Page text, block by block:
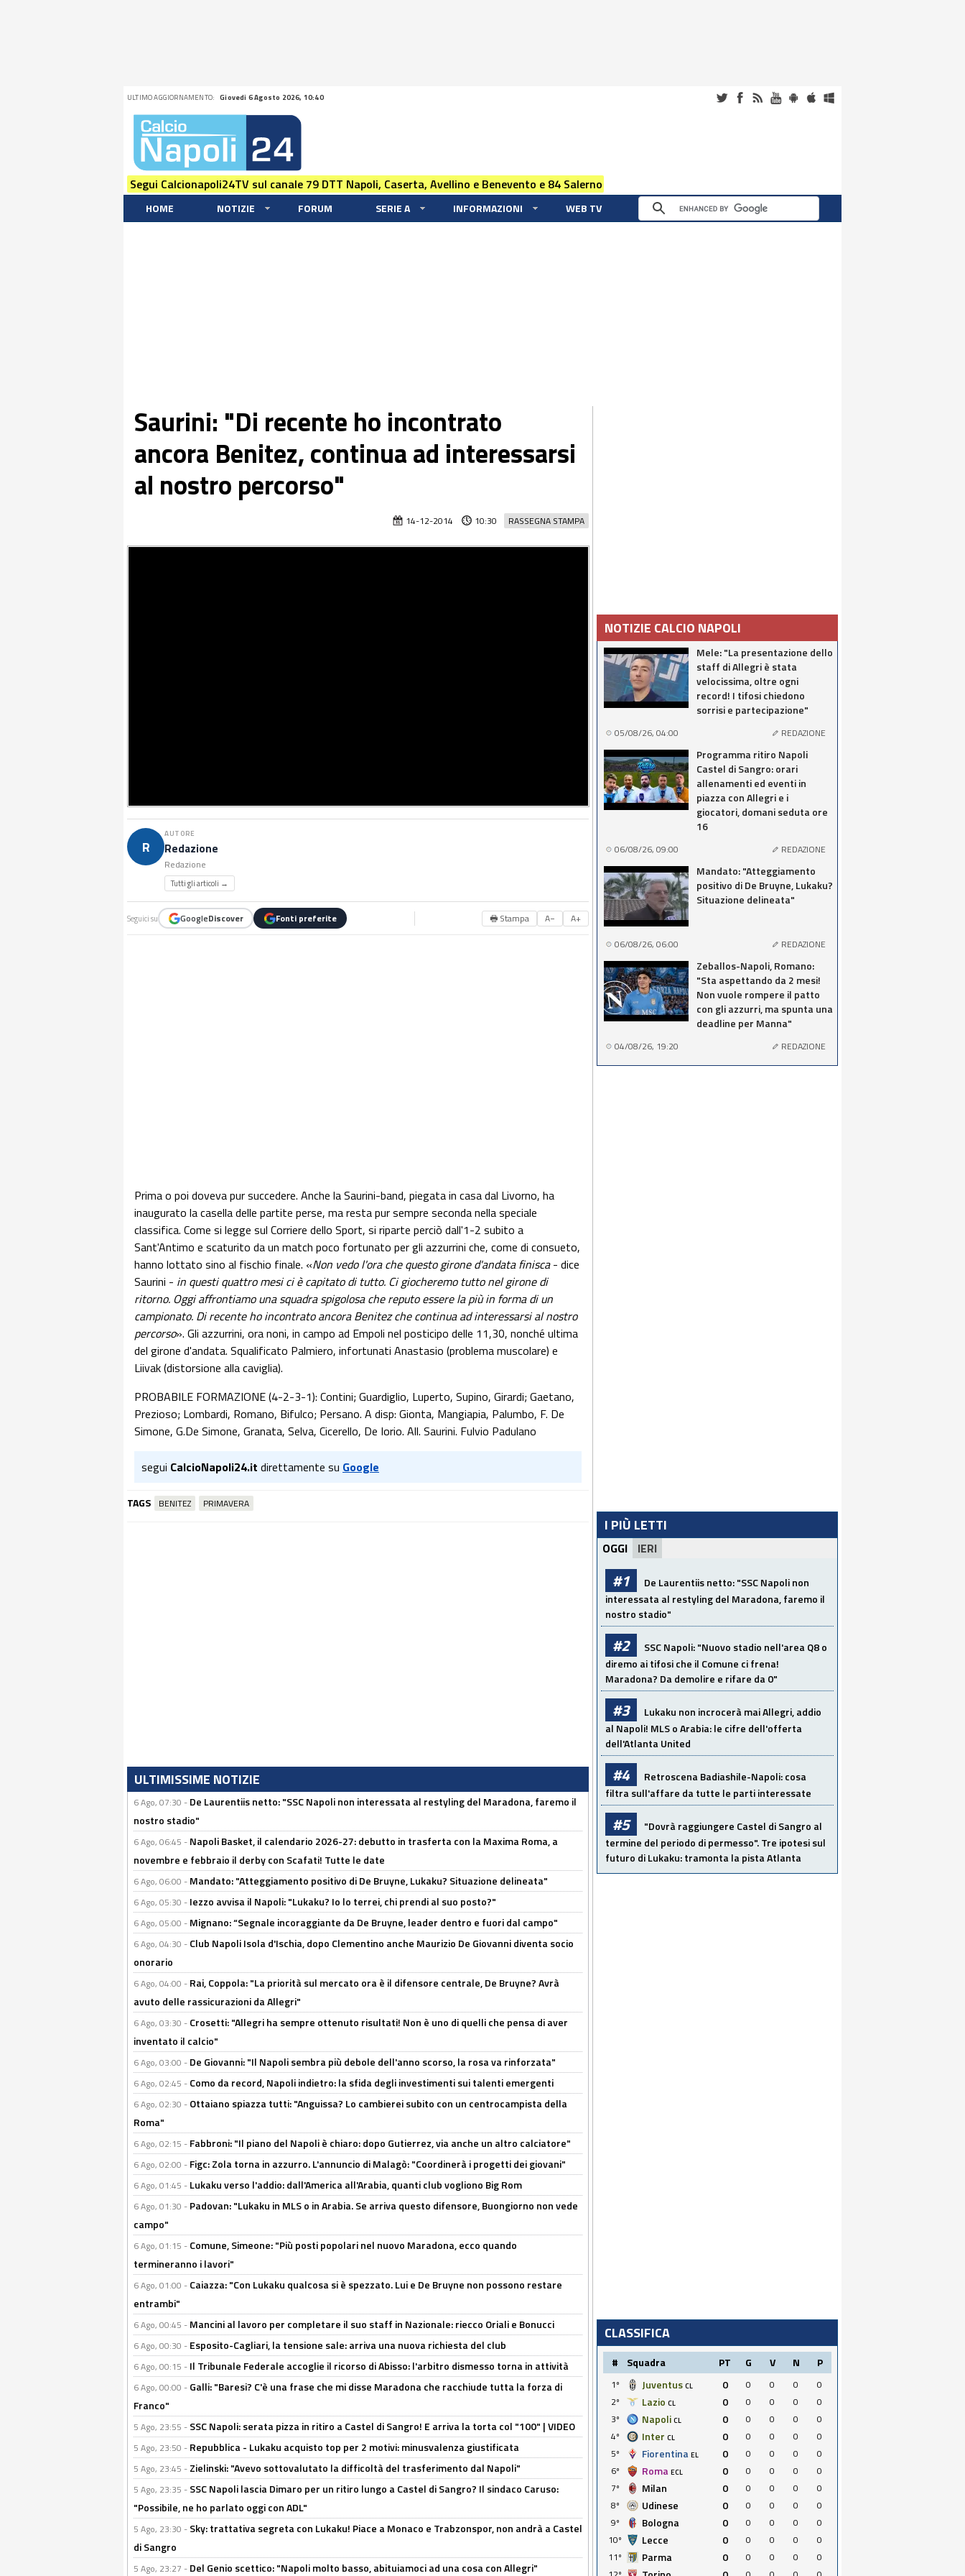
ULTIMO AGGIORNAMENTO: Giovedi 6 Agosto 2026, 10:40
Segui Calcionapoli24TV sul canale 79 DTT Napoli, Caserta, Avellino e Benevento e 84 Salerno
HOME NOTIZIE FORUM SERIE A INFORMAZIONI WEB TV
Saurini: "Di recente ho incontrato
ancora Benitez, continua ad interessarsi
al nostro percorso"
RASSEGNA STAMPA
14-12-2014 10:30
R
AUTORE
Redazione
Redazione
Tutti gli articoli →
Seguici su GoogleDiscover Fonti preferite 🖶 Stampa A− A+
Prima o poi doveva pur succedere. Anche la Saurini-band, piegata in casa dal Livorno, ha
inaugurato la casella delle partite perse, ma resta pur sempre seconda nella speciale
classifica. Come si legge sul Corriere dello Sport, si riparte perciò dall'1-2 subito a
Sant'Antimo e scaturito da un match poco fortunato per gli azzurrini che, come di consueto,
hanno lottato sino al fischio finale. «Non vedo l'ora che questo girone d'andata finisca- dice
Saurini - in questi quattro mesi ci è capitato di tutto. Ci giocheremo tutto nel girone di
ritorno. Oggi affrontiamo una squadra spigolosa che reputo essere la più in forma di un
campionato. Di recente ho incontrato ancora Benitez che continua ad interessarsi al nostro
percorso». Gli azzurrini, ora noni, in campo ad Empoli nel posticipo delle 11,30, nonché ultima
del girone d'andata. Squalificato Palmiero, infortunati Anastasio (problema muscolare) e
Liivak (distorsione alla caviglia).
PROBABILE FORMAZIONE (4-2-3-1): Contini; Guardiglio, Luperto, Supino, Girardi; Gaetano,
Prezioso; Lombardi, Romano, Bifulco; Persano. A disp: Gionta, Mangiapia, Palumbo, F. De
Simone, G.De Simone, Granata, Selva, Cicerello, De Iorio. All. Saurini. Fulvio Padulano
segui CalcioNapoli24.it direttamente su Google
TAGS BENITEZ PRIMAVERA
ULTIMISSIME NOTIZIE
6 Ago, 07:30 - De Laurentiis netto: "SSC Napoli non interessata al restyling del Maradona, faremo il
nostro stadio"
6 Ago, 06:45 - Napoli Basket, il calendario 2026-27: debutto in trasferta con la Maxima Roma, a
novembre e febbraio il derby con Scafati! Tutte le date
6 Ago, 06:00 - Mandato: "Atteggiamento positivo di De Bruyne, Lukaku? Situazione delineata"
6 Ago, 05:30 - Iezzo avvisa il Napoli: "Lukaku? Io lo terrei, chi prendi al suo posto?"
6 Ago, 05:00 - Mignano: “Segnale incoraggiante da De Bruyne, leader dentro e fuori dal campo"
6 Ago, 04:30 - Club Napoli Isola d'Ischia, dopo Clementino anche Maurizio De Giovanni diventa socio
onorario
6 Ago, 04:00 - Rai, Coppola: "La priorità sul mercato ora è il difensore centrale, De Bruyne? Avrà
avuto delle rassicurazioni da Allegri"
6 Ago, 03:30 - Crosetti: "Allegri ha sempre ottenuto risultati! Non è uno di quelli che pensa di aver
inventato il calcio"
6 Ago, 03:00 - De Giovanni: "Il Napoli sembra più debole dell'anno scorso, la rosa va rinforzata"
6 Ago, 02:45 - Como da record, Napoli indietro: la sfida degli investimenti sui talenti emergenti
6 Ago, 02:30 - Ottaiano spiazza tutti: "Anguissa? Lo cambierei subito con un centrocampista della
Roma"
6 Ago, 02:15 - Fabbroni: "Il piano del Napoli è chiaro: dopo Gutierrez, via anche un altro calciatore"
6 Ago, 02:00 - Figc: Zola torna in azzurro. L'annuncio di Malagò: "Coordinerà i progetti dei giovani"
6 Ago, 01:45 - Lukaku verso l'addio: dall'America all'Arabia, quanti club vogliono Big Rom
6 Ago, 01:30 - Padovan: "Lukaku in MLS o in Arabia. Se arriva questo difensore, Buongiorno non vede
campo"
6 Ago, 01:15 - Comune, Simeone: "Più posti popolari nel nuovo Maradona, ecco quando
termineranno i lavori"
6 Ago, 01:00 - Caiazza: "Con Lukaku qualcosa si è spezzato. Lui e De Bruyne non possono restare
entrambi"
6 Ago, 00:45 - Mancini al lavoro per completare il suo staff in Nazionale: riecco Oriali e Bonucci
6 Ago, 00:30 - Esposito-Cagliari, la tensione sale: arriva una nuova richiesta del club
6 Ago, 00:15 - Il Tribunale Federale accoglie il ricorso di Abisso: l'arbitro dismesso torna in attività
6 Ago, 00:00 - Galli: "Baresi? C'è una frase che mi disse Maradona che racchiude tutta la forza di
Franco"
5 Ago, 23:55 - SSC Napoli: serata pizza in ritiro a Castel di Sangro! E arriva la torta col "100" | VIDEO
5 Ago, 23:50 - Repubblica - Lukaku acquisto top per 2 motivi: minusvalenza giustificata
5 Ago, 23:45 - Zielinski: "Avevo sottovalutato la difficoltà del trasferimento dal Napoli"
5 Ago, 23:35 - SSC Napoli lascia Dimaro per un ritiro lungo a Castel di Sangro? Il sindaco Caruso:
"Possibile, ne ho parlato oggi con ADL"
5 Ago, 23:30 - Sky: trattativa segreta con Lukaku! Piace a Monaco e Trabzonspor, non andrà a Castel
di Sangro
5 Ago, 23:27 - Del Genio scettico: "Napoli molto basso, abituiamoci ad una cosa con Allegri"
NOTIZIE CALCIO NAPOLI
Mele: "La presentazione dello
staff di Allegri è stata
velocissima, oltre ogni
record! I tifosi chiedono
sorrisi e partecipazione"
05/08/26, 04:00 REDAZIONE
Programma ritiro Napoli
Castel di Sangro: orari
allenamenti ed eventi in
piazza con Allegri e i
giocatori, domani seduta ore
16
06/08/26, 09:00 REDAZIONE
Mandato: "Atteggiamento
positivo di De Bruyne, Lukaku?
Situazione delineata"
06/08/26, 06:00 REDAZIONE
Zeballos-Napoli, Romano:
"Sta aspettando da 2 mesi!
Non vuole rompere il patto
con gli azzurri, ma spunta una
deadline per Manna"
04/08/26, 19:20 REDAZIONE
I PIÙ LETTI
OGGI IERI
#1
De Laurentiis netto: "SSC Napoli non
interessata al restyling del Maradona, faremo il
nostro stadio"
#2
SSC Napoli: "Nuovo stadio nell'area Q8 o
diremo ai tifosi che il Comune ci frena!
Maradona? Da demolire e rifare da 0"
#3
Lukaku non incrocerà mai Allegri, addio
al Napoli! MLS o Arabia: le cifre dell'offerta
dell'Atlanta United
#4
Retroscena Badiashile-Napoli: cosa
filtra sull'affare da tutte le parti interessate
#5
"Dovrà raggiungere Castel di Sangro al
termine del periodo di permesso". Tre ipotesi sul
futuro di Lukaku: tramonta la pista Atlanta
CLASSIFICA
# Squadra PT G V N P
1º Juventus CL 0 0 0 0
0
2º
Lazio CL 0 0 0 0
0
3º
Napoli CL 0 0 0 0
0
4º
Inter CL 0 0 0 0
0
5º
Fiorentina EL 0 0 0 0
0
6º
Roma ECL 0 0 0 0
0
7º
Milan 0 0 0 0
0
8º
Udinese 0 0 0 0
0
9º
Bologna 0 0 0 0
0
10º
Lecce 0 0 0 0
0
11º
Parma 0 0 0 0
0